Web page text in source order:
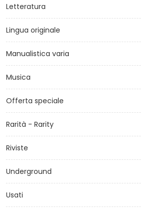
Letteratura
Lingua originale
Manualistica varia
Musica
Offerta speciale
Rarità - Rarity
Riviste
Underground
Usati